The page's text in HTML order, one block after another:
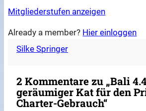
Mitgliederstufen anzeigen
Already a member? Hier einloggen
Silke Springer
2 Kommentare zu „Bali
geräumiger Kat für den
Charter-Gebrauch“